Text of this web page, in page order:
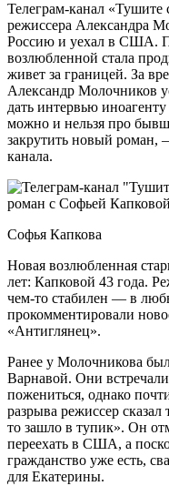
Телеграм-канал
режиссера Александра
Россию и уехал в США.
возлюбленной стала
живет за границей. За
Александр Молочников
дать интервью
можно и нельзя про
закрутить новый роман,
канала.
Софья Капкова
Новая возлюбленная
лет: Капковой 43 года.
чем-то стабилен — в
прокомментировали
«Антиглянец».
Ранее у Молочникова
Варнавой. Они
пожениться, однако
разрыва режиссер
то зашло в тупик». Он
переехать в США, а
гражданство уже есть,
для Екатерины.